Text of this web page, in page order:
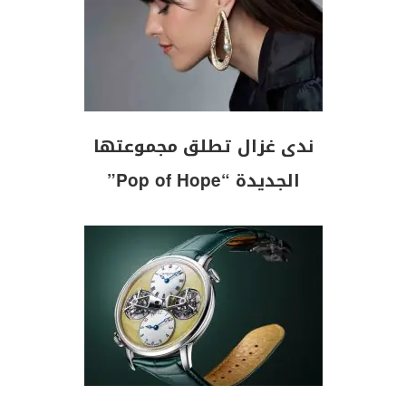
ندى غزال تطلق مجموعتها
الجديدة “Pop of Hope”